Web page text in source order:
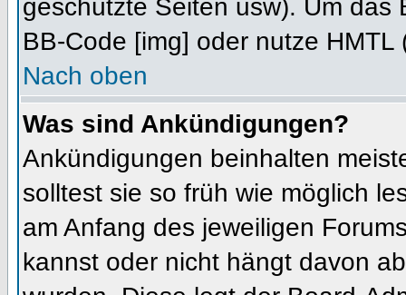
geschützte Seiten usw). Um
BB-Code [img] oder nutze HMTL
Nach oben
Was sind Ankündigungen?
Ankündigungen beinhalten
solltest sie so früh wie möglich
am Anfang des jeweiligen
kannst oder nicht hängt davon